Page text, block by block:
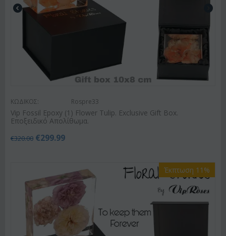
ΚΩΔΙΚΟΣ: Rospre33
Vip Fossil Epoxy (1) Flower Tulip. Exclusive Gift Box.
Εποξειδικό Απολίθωμα.
€320.00 €299.99
Έκπτωση 11%